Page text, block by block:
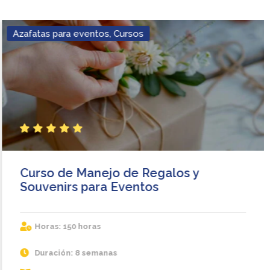
Azafatas para eventos,Cursos
S
t
a
r
S
t
r
S
t
a
r
S
t
r
S
t
a
r
Curso de Manejo de Regalos y
Souvenirs para Eventos
Horas: 150 horas
Duración: 8 semanas